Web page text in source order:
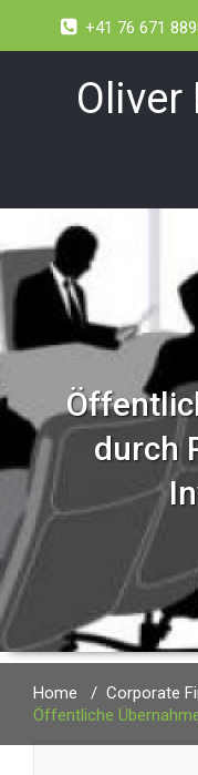
+41 76 671
Oliver
durch
Home / Corporate
Öffentliche